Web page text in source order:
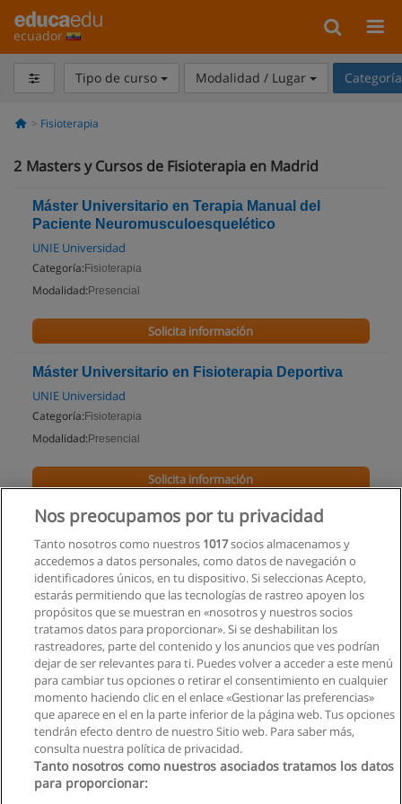
ecuador
Tipo de curso Modalidad / Lugar
Fisioterapia
2 Masters y Cursos de Fisioterapia en Madrid
Máster Universitario en Terapia Manual del
Paciente Neuromusculoesquelético
UNIE Universidad
Categoría: Fisioterapia
Modalidad: Presencial
Solicita información
Máster Universitario en Fisioterapia Deportiva
UNIE Universidad
Categoría: Fisioterapia
Modalidad: Presencial
Solicita información
Nos preocupamos por tu privacidad
Tanto nosotros como nuestros 1017socios almacenamos y
accedemos a datos personales, como datos de navegación o
identificadores únicos, en tu dispositivo. Si seleccionas Acepto,
estarás permitiendo que las tecnologías de rastreo apoyen los
propósitos que se muestran en «nosotros y nuestros socios
tratamos datos para proporcionar». Si se deshabilitan los
rastreadores, parte del contenido y los anuncios que ves podrían
dejar de ser relevantes para ti. Puedes volver a acceder a este menú
para cambiar tus opciones o retirar el consentimiento en cualquier
momento haciendo clic en el enlace «Gestionar las preferencias»
que aparece en el en la parte inferior de la página web. Tus opciones
tendrán efecto dentro de nuestro Sitio web. Para saber más,
consulta nuestra política de privacidad.
Tanto nosotros como nuestros asociados tratamos los datos
para proporcionar: